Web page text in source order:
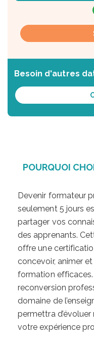
Besoin d'autres
POURQUOI
Devenir formateur
seulement 5 jours
partager vos
des apprenants.
offre une
concevoir, animer
formation
reconversion
domaine de
permettra
votre expérience